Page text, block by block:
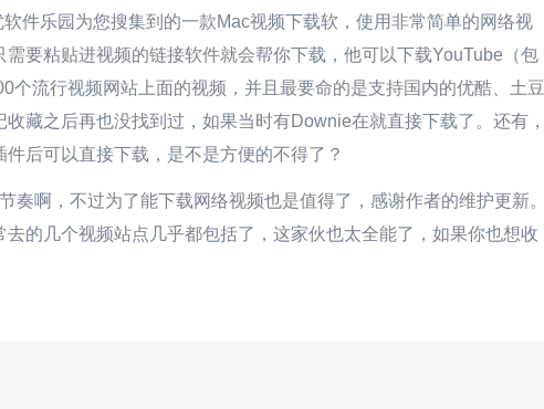
件乐园为您搜集到的一款Mac视频下载软，使用非常简单的网络视
要粘贴进视频的链接软件就会帮你下载，他可以下载YouTube（包
个流行视频网站上面的视频，并且最要命的是支持国内的优酷、土豆
藏之后再也没找到过，如果当时有Downie在就直接下载了。还有，
后可以直接下载，是不是方便的不得了？
奏啊，不过为了能下载网络视频也是值得了，感谢作者的维护更新。
的几个视频站点几乎都包括了，这家伙也太全能了，如果你也想收